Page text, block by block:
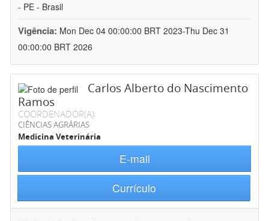
- PE - Brasil
Vigência: Mon Dec 04 00:00:00 BRT 2023-Thu Dec 31
00:00:00 BRT 2026
Carlos Alberto do Nascimento
Ramos
COORDENADOR(A)
CIÊNCIAS AGRÁRIAS
Medicina Veterinária
E-mail
Currículo